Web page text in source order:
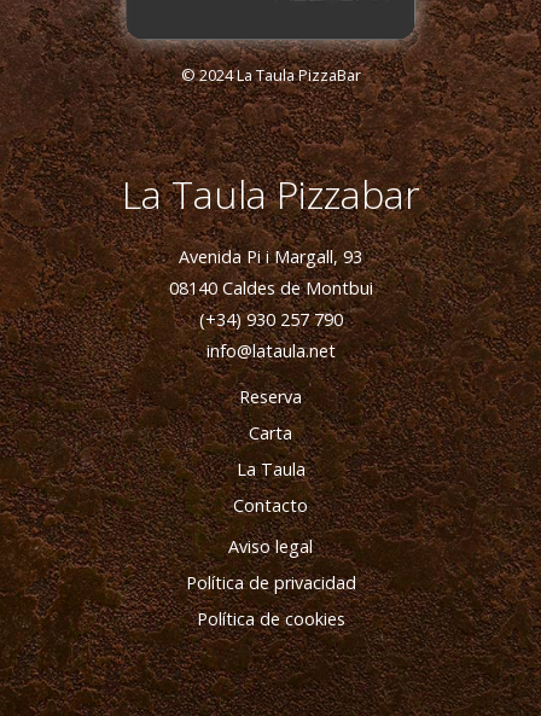
© 2024 La Taula PizzaBar
La Taula Pizzabar
Avenida Pi i Margall, 93
08140 Caldes de Montbui
(+34) 930 257 790
info@lataula.net
Reserva
Carta
La Taula
Contacto
Aviso legal
Política de privacidad
Política de cookies